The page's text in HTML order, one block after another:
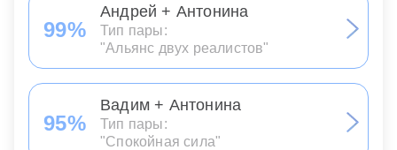
99%
Андрей + Антонина
Тип пары:
"Альянс двух реалистов"
95%
Вадим + Антонина
Тип пары:
"Спокойная сила"